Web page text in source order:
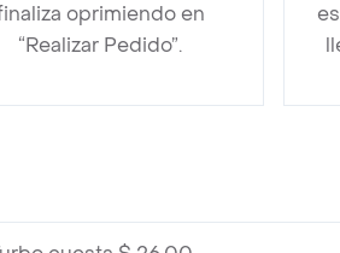
oprimiendo en
“Realizar Pedido”.